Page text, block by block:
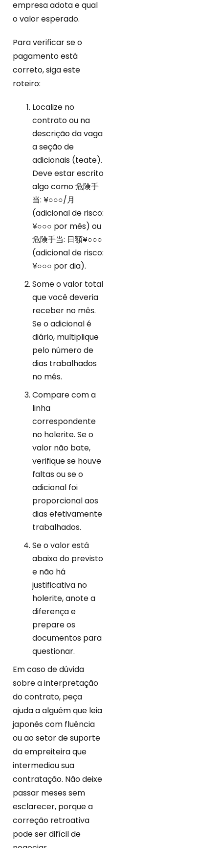
empresa adota e qual
o valor esperado.
Para verificar se o
pagamento está
correto, siga este
roteiro:
Localize no
contrato ou na
descrição da vaga
a seção de
adicionais (teate).
Deve estar escrito
algo como 危険手
当: ¥○○○/月
(adicional de risco:
¥○○○ por mês) ou
危険手当: 日額¥○○○
(adicional de risco:
¥○○○ por dia).
Some o valor total
que você deveria
receber no mês.
Se o adicional é
diário, multiplique
pelo número de
dias trabalhados
no mês.
Compare com a
linha
correspondente
no holerite. Se o
valor não bate,
verifique se houve
faltas ou se o
adicional foi
proporcional aos
dias efetivamente
trabalhados.
Se o valor está
abaixo do previsto
e não há
justificativa no
holerite, anote a
diferença e
prepare os
documentos para
questionar.
Em caso de dúvida
sobre a interpretação
do contrato, peça
ajuda a alguém que leia
japonês com fluência
ou ao setor de suporte
da empreiteira que
intermediou sua
contratação. Não deixe
passar meses sem
esclarecer, porque a
correção retroativa
pode ser difícil de